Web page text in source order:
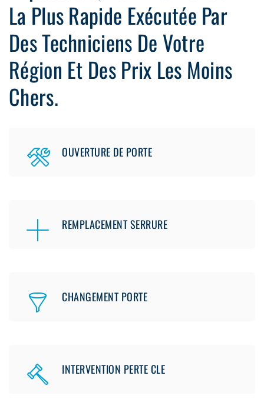
La Plus Rapide Exécutée Par
Des Techniciens De Votre
Région Et Des Prix Les Moins
Chers.
OUVERTURE DE PORTE
REMPLACEMENT SERRURE
CHANGEMENT PORTE
INTERVENTION PERTE CLE